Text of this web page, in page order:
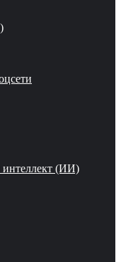
(ИИ)